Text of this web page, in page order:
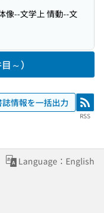
像--文学上 情動--文
～）
誌情報を一括出力 RSS
RSS
Language：English